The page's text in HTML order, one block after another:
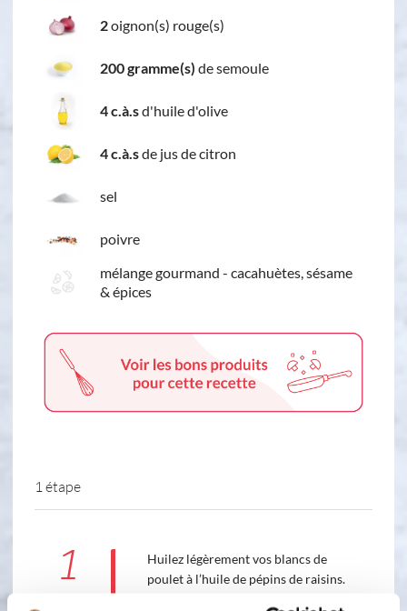
2oignon(s) rouge(s)
200 gramme(s) de semoule
4 c.à.sd'huile d'olive
4 c.à.sde jus de citron
sel
poivre
mélange gourmand - cacahuètes, sésame
& épices
1 étape
1
Huilez légèrement vos blancs de
poulet à l’huile de pépins de raisins.